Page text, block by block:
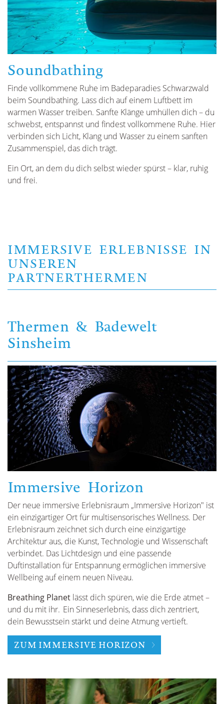
Soundbathing
Finde vollkommene Ruhe im Badeparadies Schwarzwald
beim Soundbathing. Lass dich auf einem Luftbett im
warmen Wasser treiben. Sanfte Klänge umhüllen dich – du
schwebst, entspannst und findest vollkommene Ruhe. Hier
verbinden sich Licht, Klang und Wasser zu einem sanften
Zusammenspiel, das dich trägt.
Ein Ort, an dem du dich selbst wieder spürst – klar, ruhig
und frei.
IMMERSIVE ERLEBNISSE IN
UNSEREN
PARTNERTHERMEN
Thermen & Badewelt
Sinsheim
Immersive Horizon
Der neue immersive Erlebnisraum „Immersive Horizon" ist
ein einzigartiger Ort für multisensorisches Wellness. Der
Erlebnisraum zeichnet sich durch eine einzigartige
Architektur aus, die Kunst, Technologie und Wissenschaft
verbindet. Das Lichtdesign und eine passende
Duftinstallation für Entspannung ermöglichen immersive
Wellbeing auf einem neuen Niveau.
Breathing Planet lässt dich spüren, wie die Erde atmet –
und du mit ihr. Ein Sinneserlebnis, dass dich zentriert,
dein Bewusstsein stärkt und deine Atmung vertieft.
ZUM IMMERSIVE HORIZON